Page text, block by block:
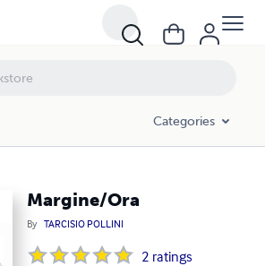
Categories
Margine/Ora
By TARCISIO POLLINI
2 ratings